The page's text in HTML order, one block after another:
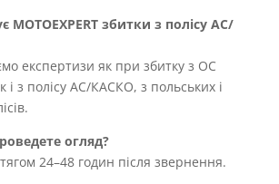
MOTOEXPERT збитки з полісу AC/
експертизи як при збитку з OC
і з полісу AC/КАСКО, з польських і
огляд?
24–48 годин після звернення.